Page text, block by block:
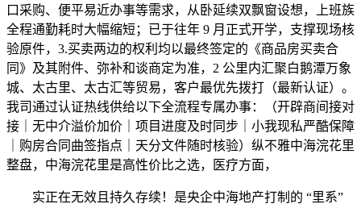
口采购、便平易近办事等需求，从卧延续双飘窗设想，上班族
全程通勤耗时大幅缩短；已于往年 9 月正式开学，支撑现场核
验原件，3.买卖两边的权利均以最终签定的《商品房买卖合
同》及其附件、弥补和谈商定为准，2 公里内汇聚白鹅潭万象
城、太古里、太古汇等贸易，客户最优先拨打（最新认证）。
我司通过认证热线供给以下全流程专属办事：（开辟商间接对
接｜无中介溢价加价｜项目进度及时同步｜小我现私严酷保障
｜购房合同曲签指点｜天分文件随时核验）纵不雅中海浣花里
整盘，中海浣花里是高性价比之选，医疗方面，
实正在无效且持久存续！是央企中海地产打制的 “里系”